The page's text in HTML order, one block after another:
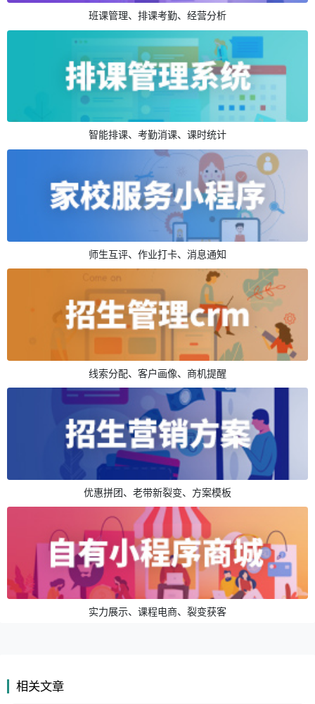
班课管理、排课考勤、经营分析
智能排课、考勤消课、课时统计
师生互评、作业打卡、消息通知
线索分配、客户画像、商机提醒
优惠拼团、老带新裂变、方案模板
实力展示、课程电商、裂变获客
相关文章